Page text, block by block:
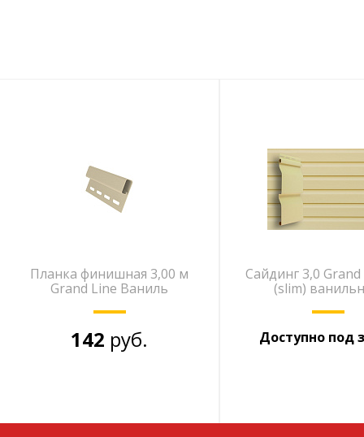
Планка финишная 3,00 м
Grand Line Ваниль
142 руб.
Сайдинг 3,0
(slim)
Доступно под